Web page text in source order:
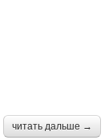
читать дальше →